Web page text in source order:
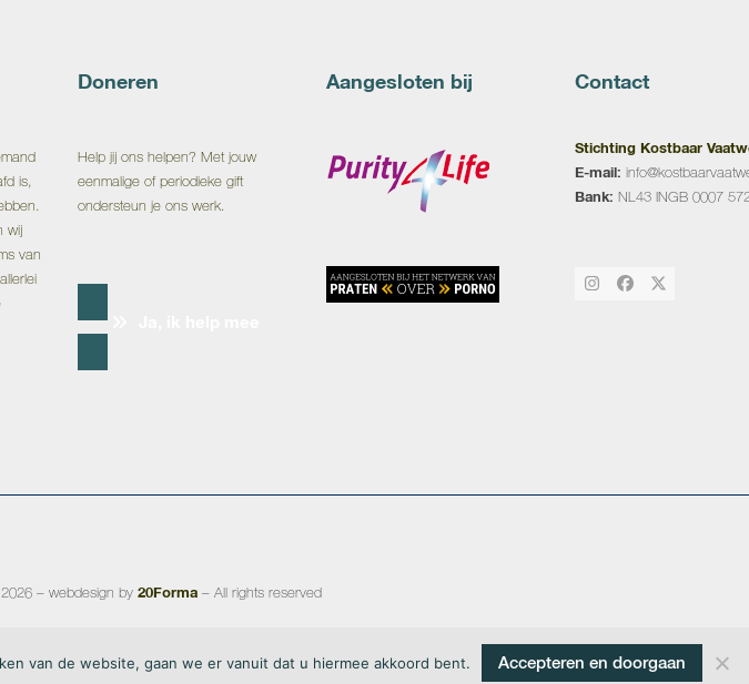
is,
wij
van
Doneren
Help jij ons helpen? Met jouw
eenmalige of periodieke gift
ondersteun je ons werk.
Aangesloten bij Contact
Stichting Kostbaar
E-mail:
Bank: NL43 INGB 0007
Instagram
Facebook
Twitter
– webdesign by 20Forma – All rights reserved
van de website, gaan we er vanuit dat u hiermee akkoord bent. Accepteren en doorgaan